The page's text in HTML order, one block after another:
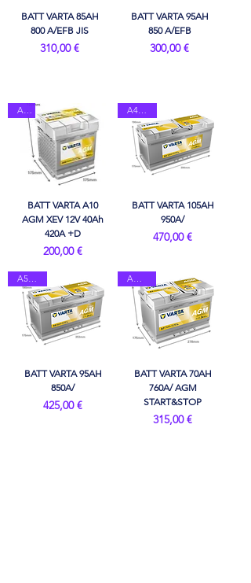
BATT VARTA 85AH
800 A/EFB JIS
Prix
310,00 €
BATT VARTA 95AH
850 A/EFB
Prix
300,00 €
A10
BATT VARTA A10
AGM XEV 12V 40Ah
420A +D
Prix
200,00 €
A4/H15
BATT VARTA 105AH
950A/
Prix
470,00 €
A5/G14
BATT VARTA 95AH
850A/
Prix
425,00 €
A7/E39
BATT VARTA 70AH
760A/ AGM
START&STOP
Prix
315,00 €